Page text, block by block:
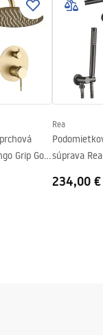
Grip Gold
Rea
súprava
234,00 €